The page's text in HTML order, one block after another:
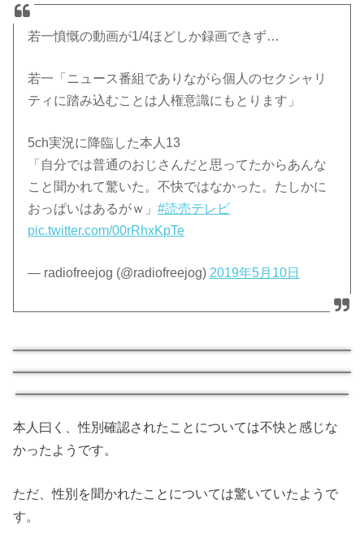
若一憤慨の動画が1/4ほどしか録画できず…
若一「ニュース番組でありながら個人のセクシャリ
ティに踏み込むことは人権意識にもとります」
5ch実況に降臨した本人13
「自分では普通のおじさんだと思ってたからあんな
こと聞かれて驚いた。不快ではなかった。たしかに
おっぱいはあるがｗ」#読売テレビ
pic.twitter.com/00rRhxKpTe
— radiofreejog (@radiofreejog) 2019年5月10日
本人曰く、性別確認されたことについては不快と感じな
かったようです。
ただ、性別を聞かれたことについては驚いていたようで
す。